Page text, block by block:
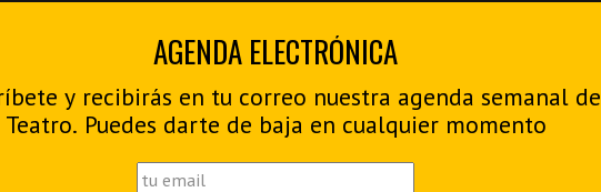
AGENDA ELECTRÓNICA
y recibirás en tu correo nuestra agenda semanal de
Teatro. Puedes darte de baja en cualquier momento